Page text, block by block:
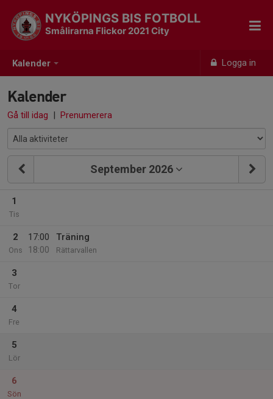
Kalender Logga in
NYKÖPINGS BIS FOTBOLL
Smålirarna Flickor 2021 City
Kalender
Gå till idag | Prenumerera
September 2026
1
Tis
2
Ons
17:00
18:00
Träning
Rättarvallen
3
Tor
4
Fre
5
Lör
6
Sön